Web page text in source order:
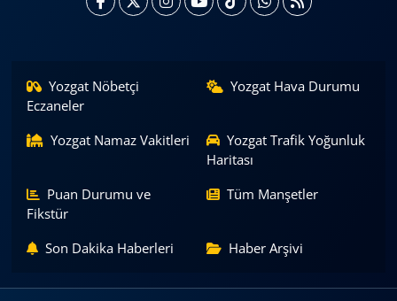
Yozgat Nöbetçi
Eczaneler
Yozgat Hava Durumu
Yozgat Namaz Vakitleri
Yozgat Trafik Yoğunluk
Haritası
Puan Durumu ve
Fikstür
Tüm Manşetler
Son Dakika Haberleri Haber Arşivi